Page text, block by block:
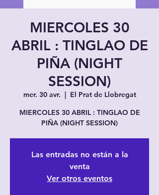
MIERCOLES 30
ABRIL : TINGLAO DE
PIÑA (NIGHT
SESSION)
mer. 30 avr.
  |
El Prat de Llobregat
MIERCOLES 30 ABRIL : TINGLAO DE
PIÑA (NIGHT SESSION)
Las entradas no están a la
venta
Ver otros eventos